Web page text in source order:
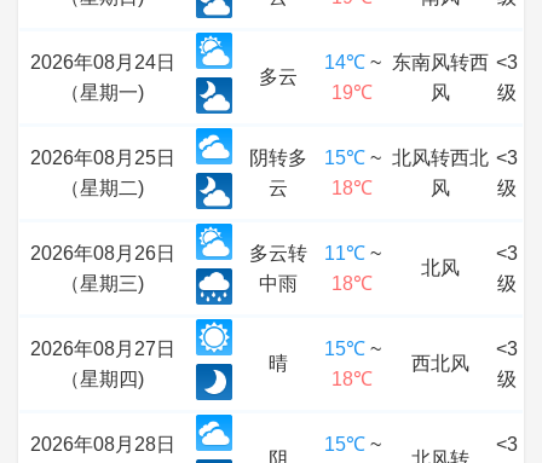
2026年08月24日
（星期一)
多云
14℃~
19℃
东南风转西
风
<3
级
2026年08月25日
（星期二)
阴转多
云
15℃~
18℃
北风转西北
风
<3
级
2026年08月26日
（星期三)
多云转
中雨
11℃~
18℃
北风
<3
级
2026年08月27日
（星期四)
晴
15℃~
18℃
西北风
<3
级
2026年08月28日
阴
15℃~
北风转
<3